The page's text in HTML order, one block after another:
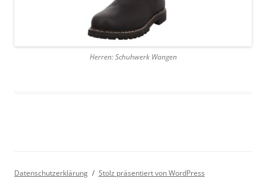
Herren: Schuhwerk Wangen
Datenschutzerklärung Stolz präsentiert von WordPress